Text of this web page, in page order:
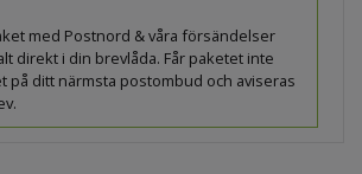
med Postnord & våra försändelser
direkt i din brevlåda. Får paketet inte
på ditt närmsta postombud och aviseras